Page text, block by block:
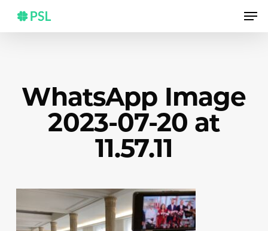
main
WhatsApp Image
2023-07-20 at
11.57.11